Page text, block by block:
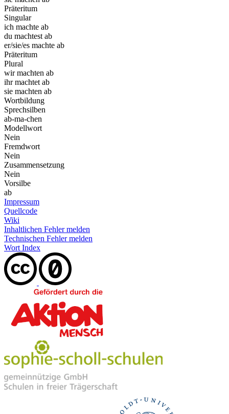
Präteritum
Singular
ich machte ab
du machtest ab
er/sie/es machte ab
Präteritum
Plural
wir machten ab
ihr machtet ab
sie machten ab
Wortbildung
Sprechsilben
ab-ma-chen
Modellwort
Nein
Fremdwort
Nein
Zusammensetzung
Nein
Vorsilbe
ab
Impressum
Quellcode
Wiki
Inhaltlichen Fehler melden
Technischen Fehler melden
Wort Index